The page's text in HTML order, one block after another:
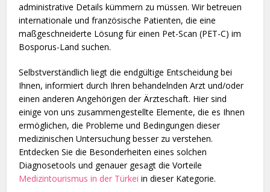
administrative Details kümmern zu müssen. Wir betreuen
internationale und französische Patienten, die eine
maßgeschneiderte Lösung für einen Pet-Scan (PET-C) im
Bosporus-Land suchen.
Selbstverständlich liegt die endgültige Entscheidung bei
Ihnen, informiert durch Ihren behandelnden Arzt und/oder
einen anderen Angehörigen der Ärzteschaft. Hier sind
einige von uns zusammengestellte Elemente, die es Ihnen
ermöglichen, die Probleme und Bedingungen dieser
medizinischen Untersuchung besser zu verstehen.
Entdecken Sie die Besonderheiten eines solchen
Diagnosetools und genauer gesagt die Vorteile
Medizintourismus in der Türkei in dieser Kategorie.